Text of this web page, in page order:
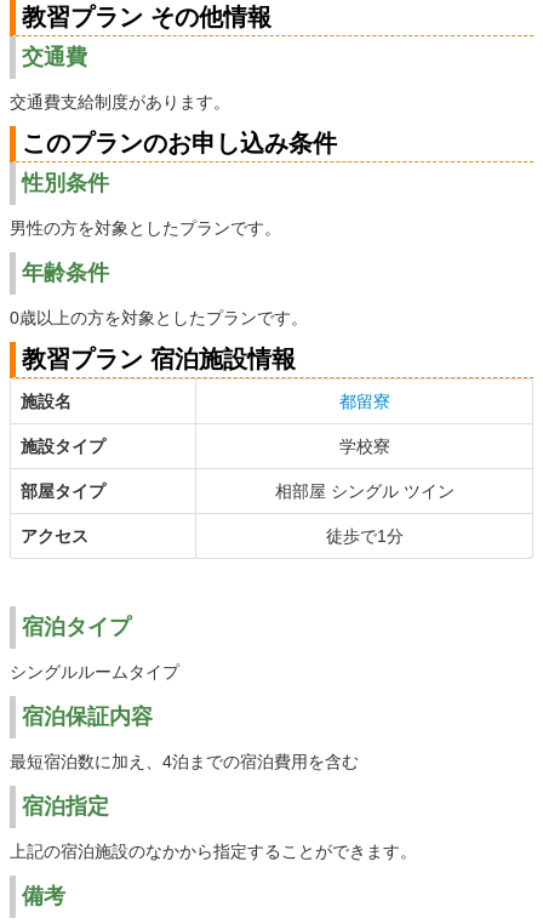
教習プラン その他情報
交通費
交通費支給制度があります。
このプランのお申し込み条件
性別条件
男性の方を対象としたプランです。
年齢条件
0歳以上の方を対象としたプランです。
教習プラン 宿泊施設情報
施設名 都留寮
施設タイプ 学校寮
部屋タイプ 相部屋 シングル ツイン
アクセス 徒歩で1分
宿泊タイプ
シングルルームタイプ
宿泊保証内容
最短宿泊数に加え、4泊までの宿泊費用を含む
宿泊指定
上記の宿泊施設のなかから指定することができます。
備考